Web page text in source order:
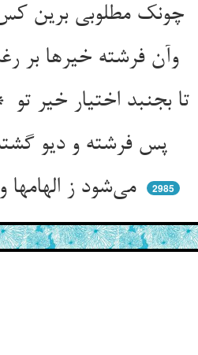
وآن فرشته خیرها بر رغم دیو ** عرضه دارد می‌کند در دل غریو
می‌شود ز الهامها و وسوسه ** اختیار خیر و شرت ده کسه
2985